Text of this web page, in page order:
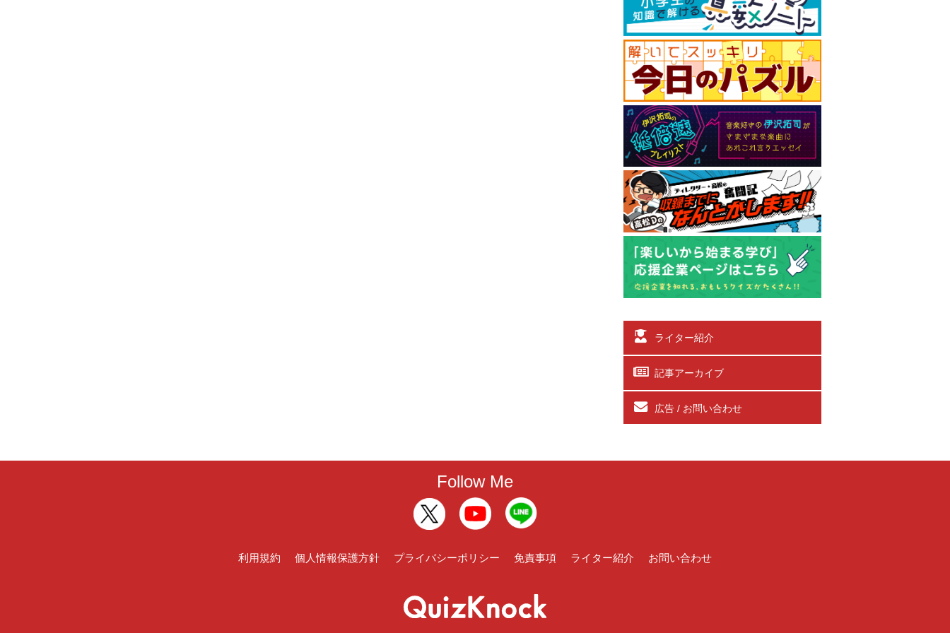
ライター紹介
記事アーカイブ
広告 / お問い合わせ
Follow Me
利用規約 個人情報保護方針 プライバシーポリシー 免責事項 ライター紹介 お問い合わせ